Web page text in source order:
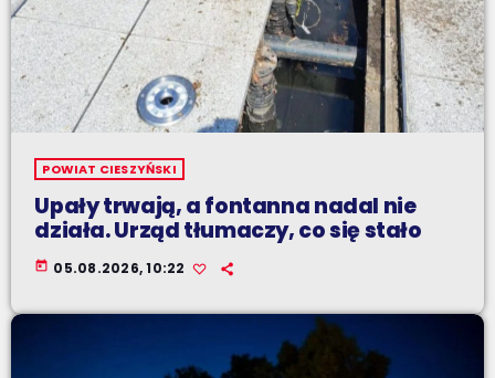
POWIAT CIESZYŃSKI
Upały trwają, a fontanna nadal nie
działa. Urząd tłumaczy, co się stało
today 05.08.2026, 10:22